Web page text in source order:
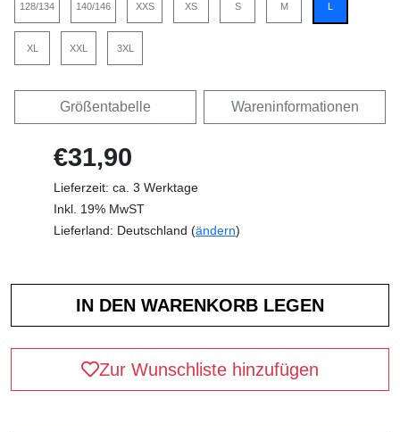
128/134 140/146 XXS XS S M L
XL XXL 3XL
Größentabelle Wareninformationen
€31,90
Lieferzeit: ca. 3 Werktage
Inkl. 19% MwST
Lieferland: Deutschland (ändern)
Zur Wunschliste hinzufügen